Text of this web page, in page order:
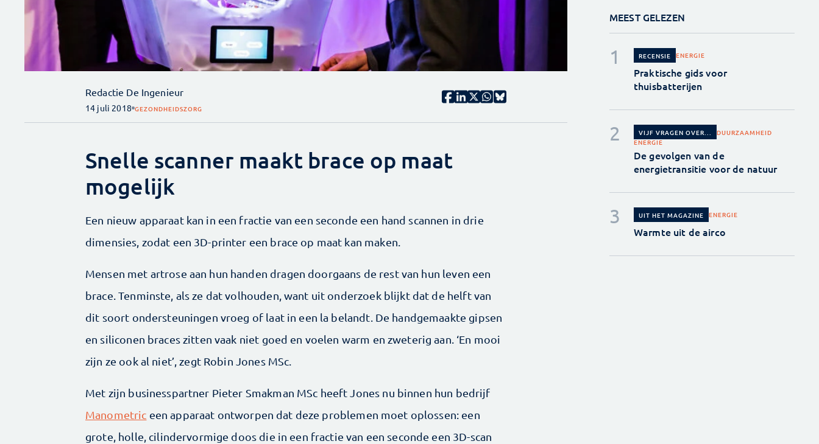
Redactie De Ingenieur
14 juli 2018 GEZONDHEIDSZORG
Snelle scanner maakt brace op maat
mogelijk
Een nieuw apparaat kan in een fractie van een seconde een hand scannen in drie
dimensies, zodat een 3D-printer een brace op maat kan maken.
Mensen met artrose aan hun handen dragen doorgaans de rest van hun leven een
brace. ­Tenminste, als ze dat volhouden, want uit ­onderzoek blijkt dat de helft van
dit soort ­ondersteuningen vroeg of laat in een la belandt. De handgemaakte gipsen
en siliconen braces zitten vaak niet goed en voelen warm en ­zweterig aan. ‘En mooi
zijn ze ook al niet’, zegt Robin ­Jones MSc.
Met zijn businesspartner Pieter Smakman MSc heeft Jones nu binnen hun bedrijf
Manometric een apparaat ontworpen dat deze problemen moet oplossen: een
grote, holle, cilindervormige doos die in een fractie van een seconde een 3D-scan
MEEST GELEZEN
RECENSIE ENERGIE
Praktische gids voor
thuisbatterijen
VIJF VRAGEN OVER...
DUURZAAMHEID
ENERGIE
De gevolgen van de
energietransitie voor de natuur
UIT HET MAGAZINE ENERGIE
Warmte uit de airco